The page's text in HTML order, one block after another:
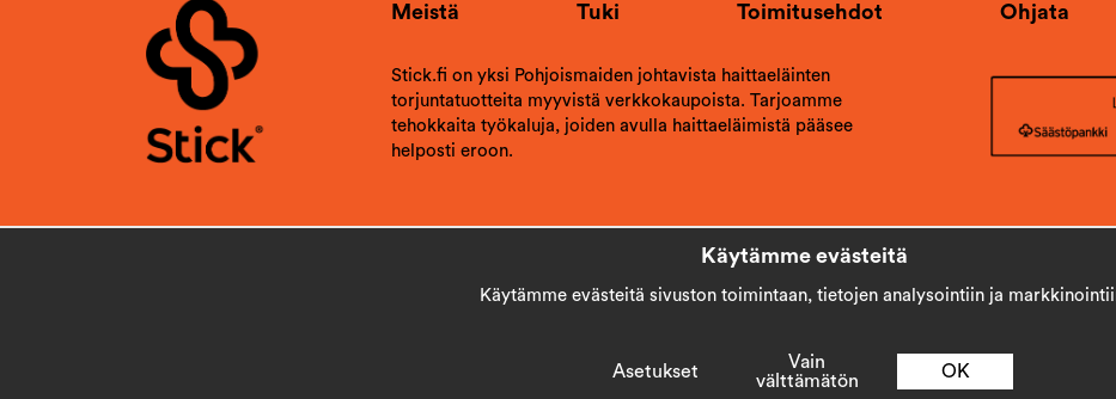
Meistä Tuki Toimitusehdot Ohjata
Stick.fi on yksi Pohjoismaiden johtavista haittaeläinten
torjuntatuotteita myyvistä verkkokaupoista. Tarjoamme
tehokkaita työkaluja, joiden avulla haittaeläimistä pääsee
helposti eroon.
Käytämme evästeitä
Käytämme evästeitä sivuston toimintaan, tietojen analysointiin ja
Asetukset
Vain
välttämätön
OK